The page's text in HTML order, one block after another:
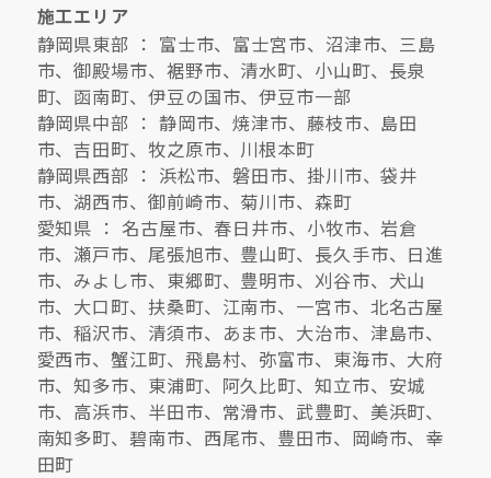
施工エリア
静岡県東部 ： 富士市、富士宮市、沼津市、三島
市、御殿場市、裾野市、清水町、小山町、長泉
町、函南町、伊豆の国市、伊豆市一部
静岡県中部 ： 静岡市、焼津市、藤枝市、島田
市、吉田町、牧之原市、川根本町
静岡県西部 ： 浜松市、磐田市、掛川市、袋井
市、湖西市、御前崎市、菊川市、森町
愛知県 ： 名古屋市、春日井市、小牧市、岩倉
市、瀬戸市、尾張旭市、豊山町、長久手市、日進
市、みよし市、東郷町、豊明市、刈谷市、犬山
市、大口町、扶桑町、江南市、一宮市、北名古屋
市、稲沢市、清須市、あま市、大治市、津島市、
愛西市、蟹江町、飛島村、弥富市、東海市、大府
市、知多市、東浦町、阿久比町、知立市、安城
市、高浜市、半田市、常滑市、武豊町、美浜町、
南知多町、碧南市、西尾市、豊田市、岡崎市、幸
田町